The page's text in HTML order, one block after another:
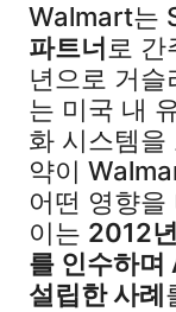
Walmart는
파트너 로 간
년으로 거
는 미국 내
화 시스템을
약이
어떤 영향
이는 2012
를 인수하
설립한 사례